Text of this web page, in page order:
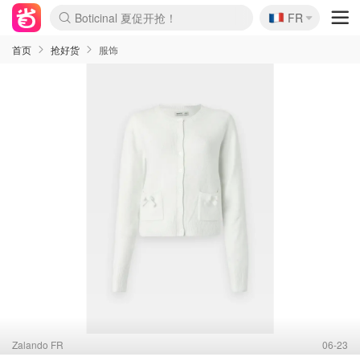
Boticinal 夏促开抢！
4折！lulu周四疯狂上新
还没结束！&OtherStories大促
Joybuy变相75折 随时失效
速领！Stanley独家85折
疑似霸哥！Camper额外叠85折
Zalando 奥莱闪促！每日更新
Moncler反季囤！5折起+叠9折
Coach Brooklyn仅€192
🇫🇷
FR
首页 抢好货 服饰
Zalando FR 06-23